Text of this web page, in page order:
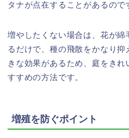
タナが点在することがあるので
増やしたくない場合は、花が綿
るだけで、種の飛散をかなり抑
きな効果があるため、庭をきれ
すすめの方法です。
増殖を防ぐポイント